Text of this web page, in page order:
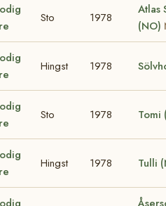
Sto 1978
Atlas
(NO)
Hingst 1978
Sto 1978 Tomi
Hingst 1978 Tulli